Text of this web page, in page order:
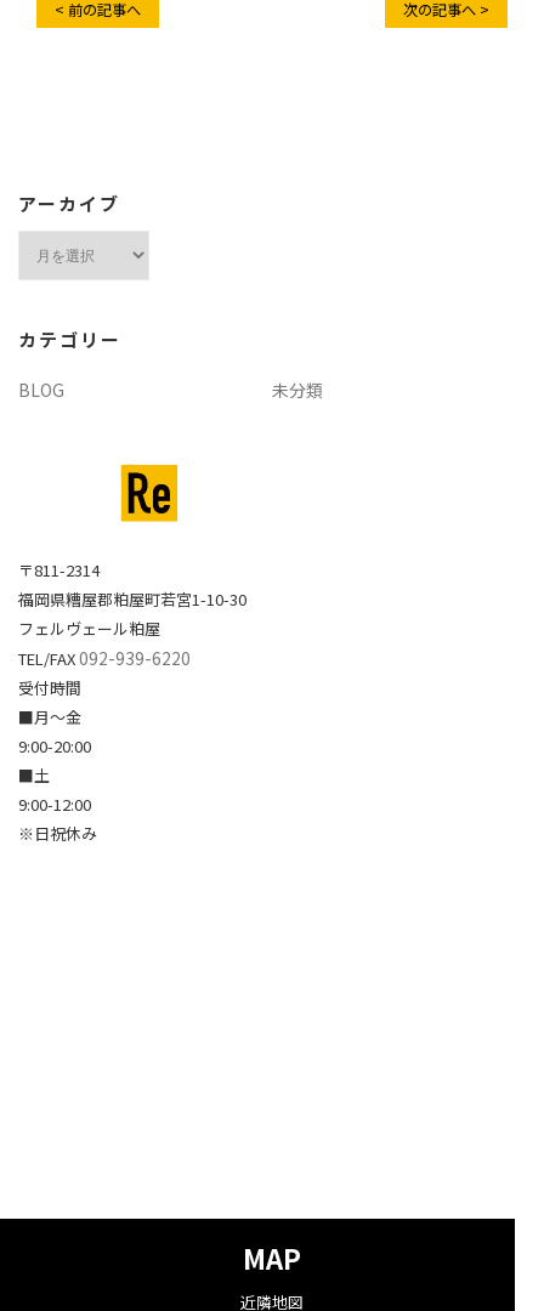
< 前の記事へ 次の記事へ >
アーカイブ
ブ
カテゴリー
BLOG 未分類
〒811-2314
福岡県糟屋郡粕屋町若宮1-10-30
フェルヴェール粕屋
TEL/FAX092-939-6220
受付時間
■月～金
9:00-20:00
■土
9:00-12:00
※日祝休み
MAP
近隣地図